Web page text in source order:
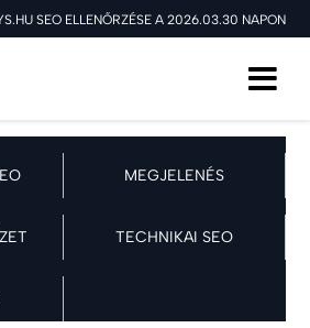
SEO ELLENŐRZÉSE A 2026.03.30 NAPON
MEGJELENÉS
TECHNIKAI SEO